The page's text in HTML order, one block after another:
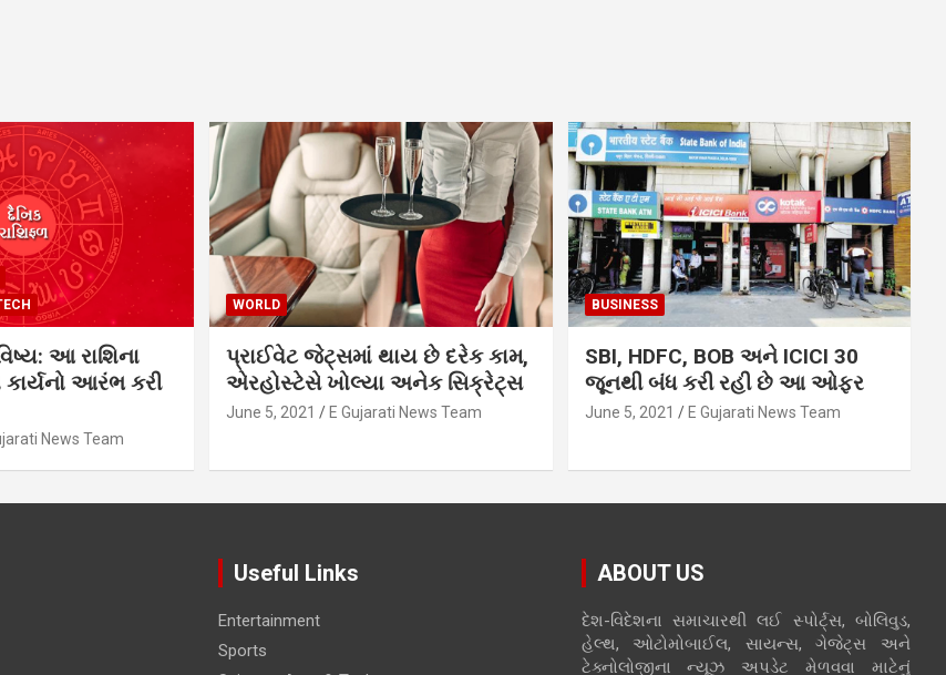
આ રાશિના
આરંભ કરી
News Team
WORLD
પ્રાઈવેટ જેટ્સમાં થાય છે દરેક કામ,
એરહોસ્ટેસે ખોલ્યા અનેક સિક્રેટ્સ
June 5, 2021 E Gujarati News Team
BUSINESS
SBI, HDFC, BOB અને ICICI 30
જૂનથી બંધ કરી રહી છે આ ઓફર
June 5, 2021 E Gujarati News Team
Useful Links
Entertainment
Sports
ABOUT US
દેશ-વિદેશના સમાચારથી લઈ સ્પોર્ટ્સ, બોલિવુડ,
હેલ્થ, ઓટોમોબાઈલ, સાયન્સ, ગેજેટ્સ અને
ટેક્નોલોજીના ન્યૂઝ અપડેટ મેળવવા માટેનું